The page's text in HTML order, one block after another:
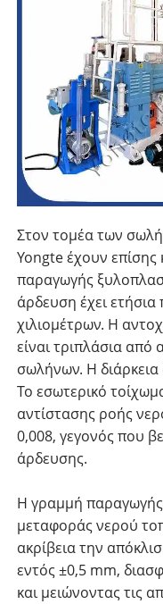
Στον τομέα των
Yongte έχουν
παραγωγής
άρδευση έχει
χιλιομέτρων. Η
είναι τριπλάσια
σωλήνων. Η
Το εσωτερικό
αντίστασης ροής
0,008, γεγονός που
άρδευσης.
Η γραμμή
μεταφοράς νερού
ακρίβεια την
εντός ±0,5 mm,
και μειώνοντας τις